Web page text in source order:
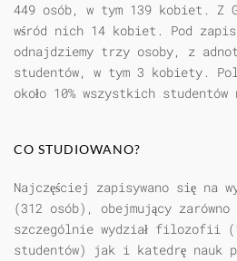
449 osób, w tym 139 kobiet. Z
wśród nich 14 kobiet. Pod
odnajdziemy trzy osoby, z
studentów, w tym 3 kobiety.
około 10% wszystkich
CO STUDIOWANO?
Najczęściej zapisywano się na
(312 osób), obejmujący zarówno
szczególnie wydział filozofii
studentów) jak i katedrę nauk